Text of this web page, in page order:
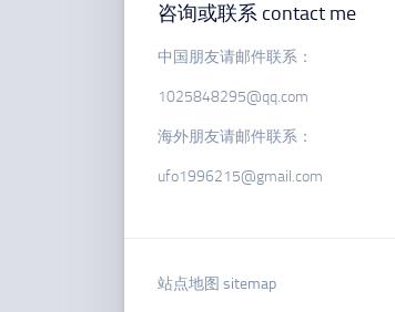
咨询或联系 contact me
中国朋友请邮件联系：
1025848295@qq.com
海外朋友请邮件联系：
ufo1996215@gmail.com
站点地图 sitemap